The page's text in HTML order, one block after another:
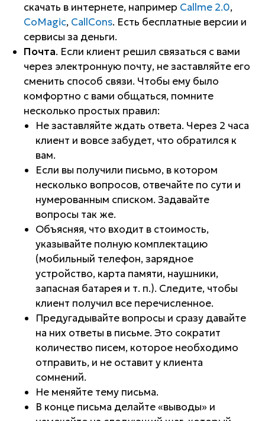
скачать в интернете, например Callme 2.0,
CoMagic, CallCons. Есть бесплатные версии и
сервисы за деньги.
Почта. Если клиент решил связаться с вами
через электронную почту, не заставляйте его
сменить способ связи. Чтобы ему было
комфортно с вами общаться, помните
несколько простых правил:
Не заставляйте ждать ответа. Через 2 часа
клиент и вовсе забудет, что обратился к
вам.
Если вы получили письмо, в котором
несколько вопросов, отвечайте по сути и
нумерованным списком. Задавайте
вопросы так же.
Объясняя, что входит в стоимость,
указывайте полную комплектацию
(мобильный телефон, зарядное
устройство, карта памяти, наушники,
запасная батарея и т. п.). Следите, чтобы
клиент получил все перечисленное.
Предугадывайте вопросы и сразу давайте
на них ответы в письме. Это сократит
количество писем, которое необходимо
отправить, и не оставит у клиента
сомнений.
Не меняйте тему письма.
В конце письма делайте «выводы» и